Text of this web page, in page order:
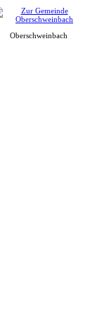
Oberschweinbach